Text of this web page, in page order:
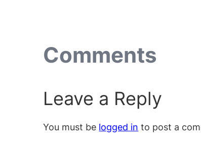
Comments
Leave a Reply
You must be logged in to post a